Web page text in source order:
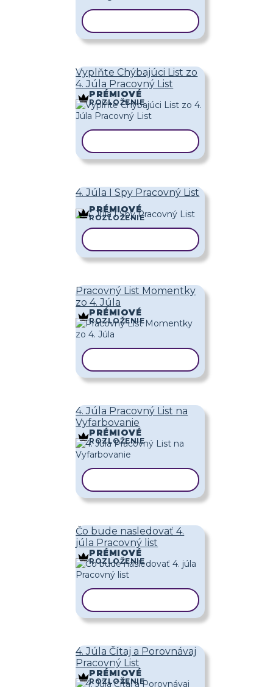
Vyplňte Chýbajúci List zo
4. Júla Pracovný List
PRÉMIOVÉ
ROZLOŽENIE
4. Júla I Spy Pracovný List
PRÉMIOVÉ
ROZLOŽENIE
Pracovný List Momentky
zo 4. Júla
PRÉMIOVÉ
ROZLOŽENIE
4. Júla Pracovný List na
Vyfarbovanie
PRÉMIOVÉ
ROZLOŽENIE
Čo bude nasledovať 4.
júla Pracovný list
PRÉMIOVÉ
ROZLOŽENIE
4. Júla Čítaj a Porovnávaj
Pracovný List
PRÉMIOVÉ
ROZLOŽENIE